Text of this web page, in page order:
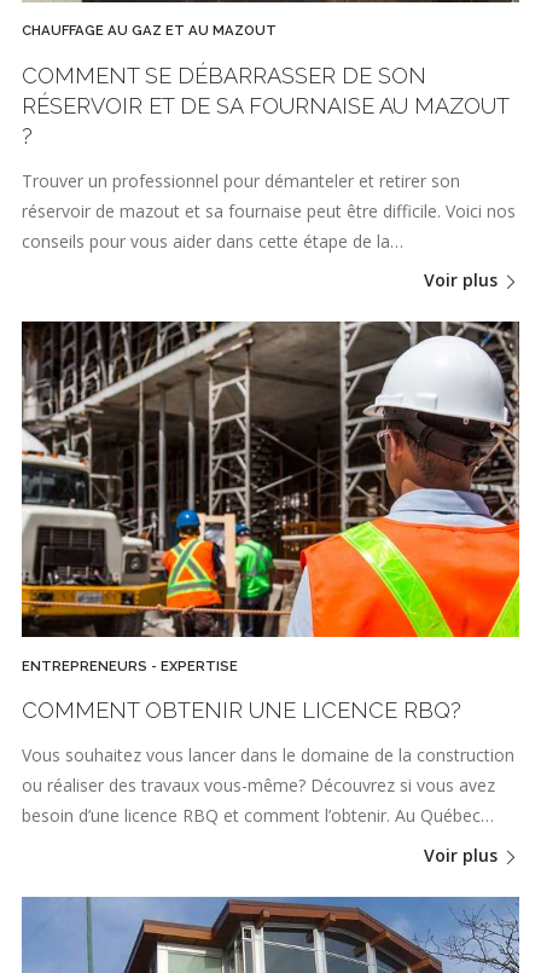
CHAUFFAGE AU GAZ ET AU MAZOUT
COMMENT SE DÉBARRASSER DE SON
RÉSERVOIR ET DE SA FOURNAISE AU MAZOUT
?
Trouver un professionnel pour démanteler et retirer son
réservoir de mazout et sa fournaise peut être difficile. Voici nos
conseils pour vous aider dans cette étape de la…
Voir plus
ENTREPRENEURS - EXPERTISE
COMMENT OBTENIR UNE LICENCE RBQ?
Vous souhaitez vous lancer dans le domaine de la construction
ou réaliser des travaux vous-même? Découvrez si vous avez
besoin d’une licence RBQ et comment l’obtenir. Au Québec…
Voir plus